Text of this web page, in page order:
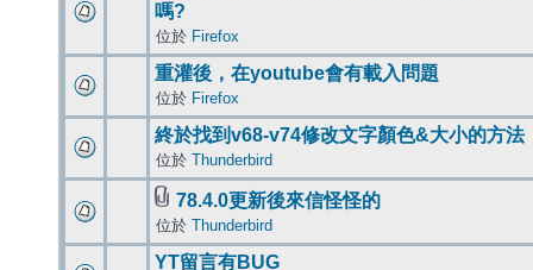
嗎?
位於 Firefox
重灌後，在youtube會有載入問題
位於 Firefox
終於找到v68-v74修改文字顏色&大小的方法
位於 Thunderbird
78.4.0更新後來信怪怪的
位於 Thunderbird
YT留言有BUG